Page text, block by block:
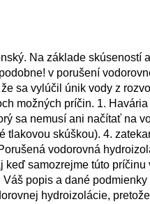
Na základe skúseností
v porušení
sa vylúčil únik vody z
možných príčin. 1.
sa nemusí ani načítať na
tlakovou skúškou). 4.
vodorovná
keď samozrejme túto
popis a dané
hydroizolácie,